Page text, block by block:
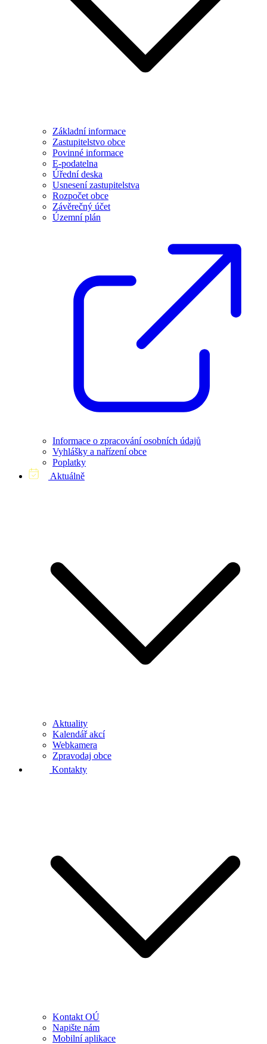
Základní informace
Zastupitelstvo obce
Povinné informace
E-podatelna
Úřední deska
Usnesení zastupitelstva
Rozpočet obce
Závěrečný účet
Územní plán
Informace o zpracování osobních údajů
Vyhlášky a nařízení obce
Poplatky
Aktuálně
Aktuality
Kalendář akcí
Webkamera
Zpravodaj obce
Kontakty
Kontakt OÚ
Napište nám
Mobilní aplikace